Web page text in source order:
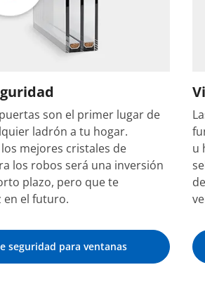
son el primer lugar de
ladrón a tu hogar.
mejores cristales de
los robos será una inversión
plazo, pero que te
en el futuro.
seguridad para ventanas
u